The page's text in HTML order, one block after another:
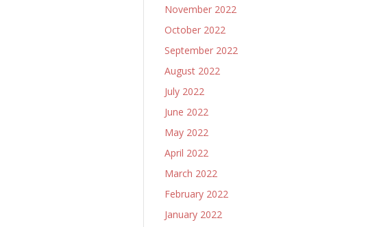
November 2022
October 2022
September 2022
August 2022
July 2022
June 2022
May 2022
April 2022
March 2022
February 2022
January 2022